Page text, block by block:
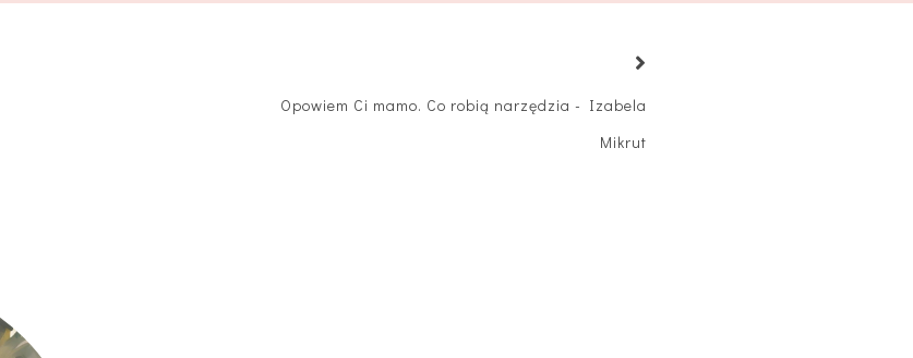
Opowiem Ci mamo. Co robią narzędzia - Izabela
Mikrut